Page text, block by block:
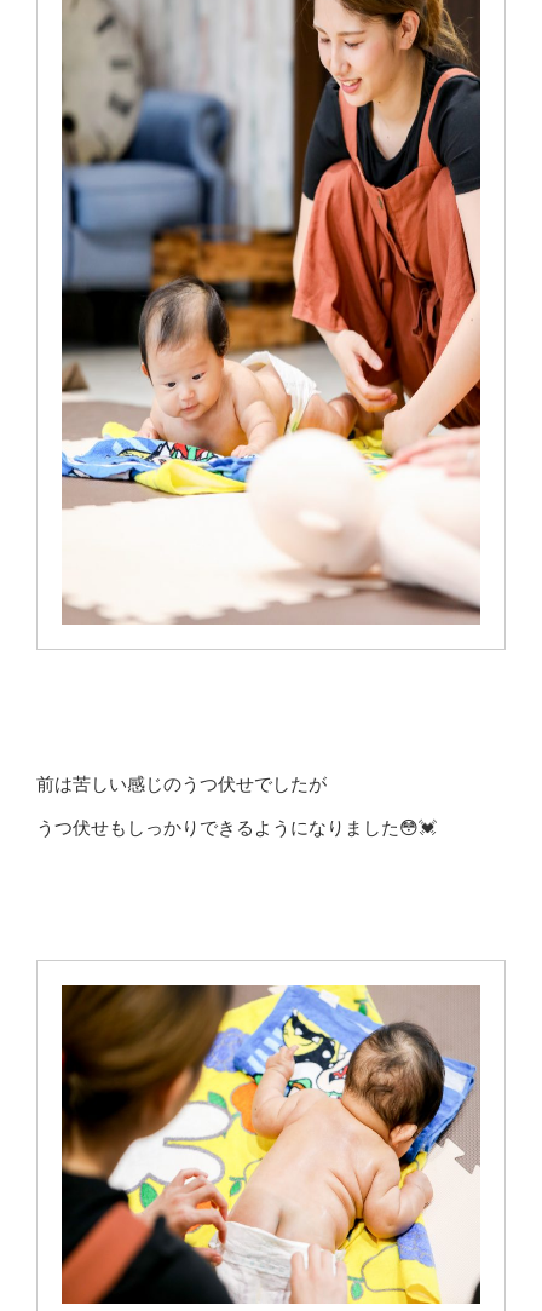
前は苦しい感じのうつ伏せでしたが
うつ伏せもしっかりできるようになりました😳💓